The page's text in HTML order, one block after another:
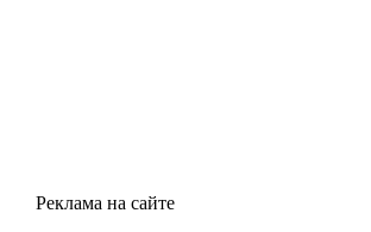
Реклама на сайте